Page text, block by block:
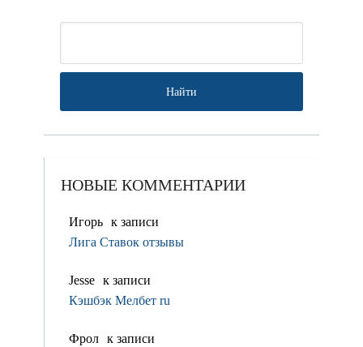
НОВЫЕ КОММЕНТАРИИ
Игорь к записи
Лига Ставок отзывы
Jesse к записи
Кэшбэк Мелбет ru
Фрол к записи